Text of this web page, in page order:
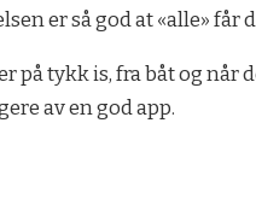
er så god at «alle» får
tykk is, fra båt og når
av en god app.